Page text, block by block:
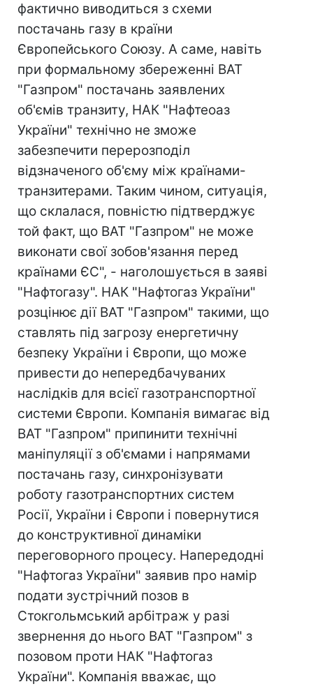
фактично виводиться з схеми
постачань газу в країни
Європейського Союзу. А саме, навіть
при формальному збереженні ВАТ
"Газпром" постачань заявлених
об'ємів транзиту, НАК "Нафтеоаз
України" технічно не зможе
забезпечити перерозподіл
відзначеного об'єму між країнами-
транзитерами. Таким чином, ситуація,
що склалася, повністю підтверджує
той факт, що ВАТ "Газпром" не може
виконати свої зобов'язання перед
країнами ЄС", - наголошується в заяві
"Нафтогазу". НАК "Нафтогаз України"
розцінює дії ВАТ "Газпром" такими, що
ставлять під загрозу енергетичну
безпеку України і Європи, що може
привести до непередбачуваних
наслідків для всієї газотранспортної
системи Європи. Компанія вимагає від
ВАТ "Газпром" припинити технічні
маніпуляції з об'ємами і напрямами
постачань газу, синхронізувати
роботу газотранспортних систем
Росії, України і Європи і повернутися
до конструктивної динаміки
переговорного процесу. Напередодні
"Нафтогаз України" заявив про намір
подати зустрічний позов в
Стокгольмський арбітраж у разі
звернення до нього ВАТ "Газпром" з
позовом проти НАК "Нафтогаз
України". Компанія вважає, що